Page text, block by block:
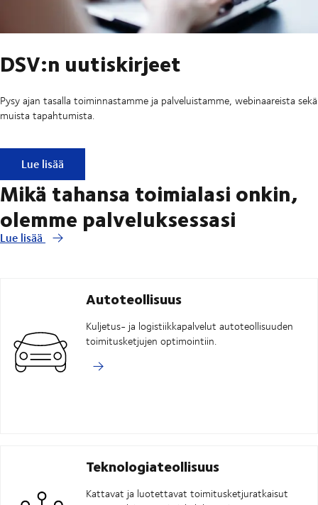
DSV:n uutiskirjeet
Pysy ajan tasalla toiminnastamme ja palveluistamme, webinaareista sekä
muista tapahtumista.
DSV:n uutiskirjeet
Lue lisää
Mikä tahansa toimialasi onkin,
olemme palveluksessasi
Lue lisää
Autoteollisuus
Kuljetus- ja logistiikkapalvelut autoteollisuuden
toimitusketjujen optimointiin.
Teknologiateollisuus
Kattavat ja luotettavat toimitusketjuratkaisut